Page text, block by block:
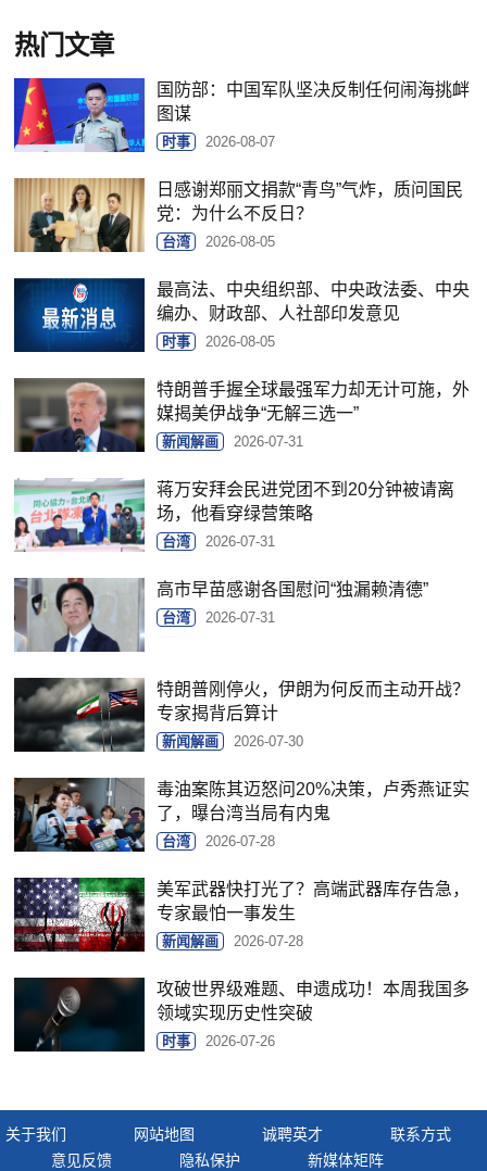
热门文章
国防部：中国军队坚决反制任何闹海挑衅
图谋
时事 2026-08-07
日感谢郑丽文捐款“青鸟”气炸，质问国民
党：为什么不反日？
台湾 2026-08-05
最高法、中央组织部、中央政法委、中央
编办、财政部、人社部印发意见
时事 2026-08-05
特朗普手握全球最强军力却无计可施，外
媒揭美伊战争“无解三选一”
新闻解画 2026-07-31
蒋万安拜会民进党团不到20分钟被请离
场，他看穿绿营策略
台湾 2026-07-31
高市早苗感谢各国慰问“独漏赖清德”
台湾 2026-07-31
特朗普刚停火，伊朗为何反而主动开战？
专家揭背后算计
新闻解画 2026-07-30
毒油案陈其迈怒问20%决策，卢秀燕证实
了，曝台湾当局有内鬼
台湾 2026-07-28
美军武器快打光了？高端武器库存告急，
专家最怕一事发生
新闻解画 2026-07-28
攻破世界级难题、申遗成功！本周我国多
领域实现历史性突破
时事 2026-07-26
关于我们 网站地图 诚聘英才
联系方式
意见反馈
隐私保护 新媒体矩阵